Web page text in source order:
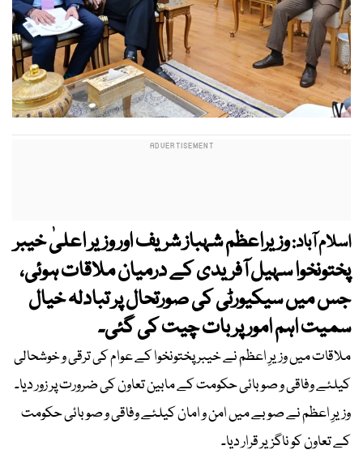
اسلام آباد:وزیراعظم شہباز شریف اور وزیر اعلیٰ خیبر
پختونخوا سہیل آفریدی کے درمیان ملاقات ہوئی،
جس میں سیکیورٹی کی صورتحال پر تبادلہ خیال
سمیت اہم امور پر بات چیت کی گئی۔
ملاقات میں وزیرِ اعظم نے خیبر پختونخوا کے عوام کی ترقی و خوشحالی
کیلئے وفاقی و صوبائی حکومت کے مابین تعاون کی ضرورت پر زور دیا۔
وزیرِ اعظم نے صوبے میں امن و امان کیلئے وفاقی و صوبائی حکومت
کے تعاون کو ناگزیر قرار دیا۔